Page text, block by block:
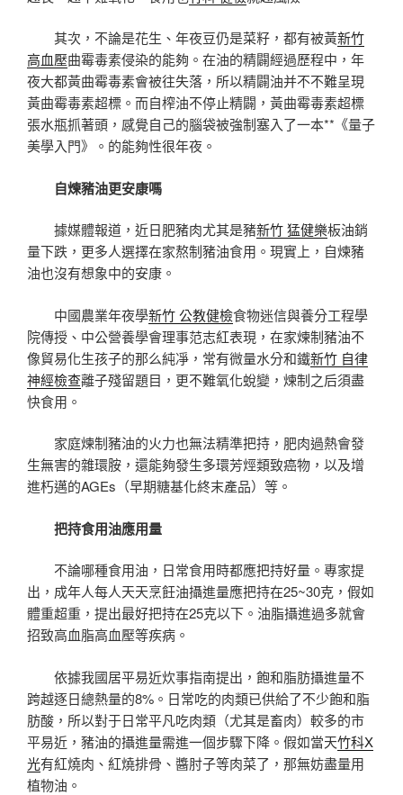
其次，不論是花生、年夜豆仍是菜籽，都有被黃新竹
高血壓曲霉毒素侵染的能夠。在油的精闢經過歷程中，年
夜大都黃曲霉毒素會被往失落，所以精闢油并不不難呈現
黃曲霉毒素超標。而自榨油不停止精闢，黃曲霉毒素超標
張水瓶抓著頭，感覺自己的腦袋被強制塞入了一本**《量子
美學入門》。的能夠性很年夜。
自煉豬油更安康嗎
據媒體報道，近日肥豬肉尤其是豬新竹 猛健樂板油銷
量下跌，更多人選擇在家熬制豬油食用。現實上，自煉豬
油也沒有想象中的安康。
中國農業年夜學新竹 公教健檢食物迷信與養分工程學
院傳授、中公營養學會理事范志紅表現，在家煉制豬油不
像貿易化生孩子的那么純凈，常有微量水分和鐵新竹 自律
神經檢查離子殘留題目，更不難氧化蛻變，煉制之后須盡
快食用。
家庭煉制豬油的火力也無法精準把持，肥肉過熱會發
生無害的雜環胺，還能夠發生多環芳烴類致癌物，以及增
進朽邁的AGEs（早期糖基化終末產品）等。
把持食用油應用量
不論哪種食用油，日常食用時都應把持好量。專家提
出，成年人每人天天烹飪油攝進量應把持在25~30克，假如
體重超重，提出最好把持在25克以下。油脂攝進過多就會
招致高血脂高血壓等疾病。
依據我國居平易近炊事指南提出，飽和脂肪攝進量不
跨越逐日總熱量的8%。日常吃的肉類已供給了不少飽和脂
肪酸，所以對于日常平凡吃肉類（尤其是畜肉）較多的市
平易近，豬油的攝進量需進一個步驟下降。假如當天竹科X
光有紅燒肉、紅燒排骨、醬肘子等肉菜了，那無妨盡量用
植物油。